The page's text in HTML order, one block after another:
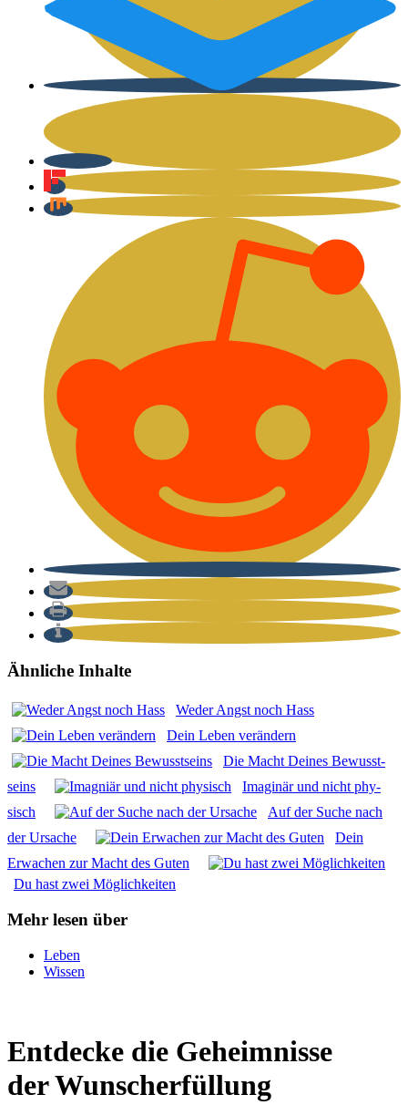
Ähnliche Inhalte
Weder Angst noch Hass
Dein Leben ver­än­dern
Die Macht Dei­nes Bewusst­
seins
Ima­gi­när und nicht phy­
sisch
Auf der Suche nach
der Ursa­che
Dein
Erwa­chen zur Macht des Guten
Du hast zwei Mög­lich­kei­ten
Mehr lesen über
Leben
Wissen
Entdecke die Geheimnisse
der Wunscherfüllung